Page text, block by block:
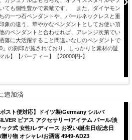
ても個性豊かで素敵です。 また、ダイヤモン
の一つ石ペンダントや、パールネックレスと重
象の違う、華やかなペンダントとしてお使い頂
のペンダントと合わせれば、アレンジ次第でい
落に大活躍すること間違いなしのペンダントで
の刻印が施されており、しっかりと素材の証
ル】【パーティー】【20000円-】
追加済
ポスト便対応】ドイツ製/Germany シルバ
ピアス アクセサリー/アイテム パール/淡
ク式 女性/レディース お祝い/誕生日/記念日
贈り物 オシャレ/お洒落 4949-AD23